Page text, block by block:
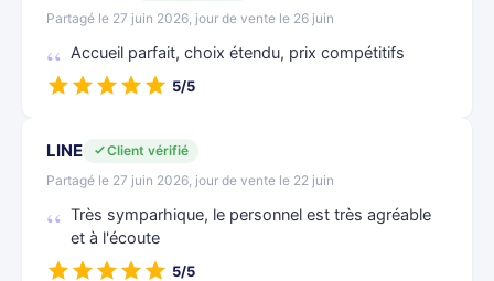
Partagé le 27 juin 2026, jour de vente le 26 juin
Accueil parfait, choix étendu, prix compétitifs
5/5
LINE
Client vérifié
Partagé le 27 juin 2026, jour de vente le 22 juin
Très symparhique, le personnel est très agréable
et à l'écoute
5/5